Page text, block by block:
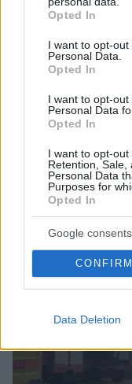
grant or deny
use your data for
consent section.
Opted In
I want to opt-
Personal Data.
Opted In
I want to opt-
Personal Data
Opted In
I want to opt-out
Retention, Sale,
Personal Data
Purposes for
Opted In
Google consents
CONFIRM
Data Deletion
«Τα έχω χάσει
Σέρρες
07.08.2026, 14:57